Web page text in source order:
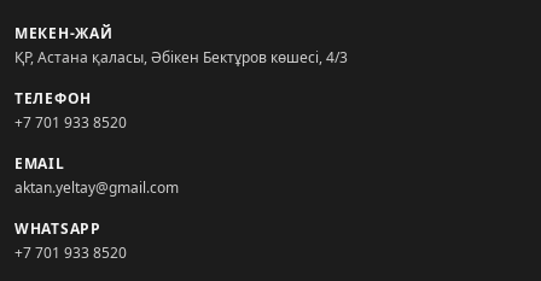
МЕКЕН-ЖАЙ
ҚР, Астана қаласы, Әбікен Бектұров көшесі, 4/3
ТЕЛЕФОН
+7 701 933 8520
EMAIL
aktan.yeltay@gmail.com
WHATSAPP
+7 701 933 8520